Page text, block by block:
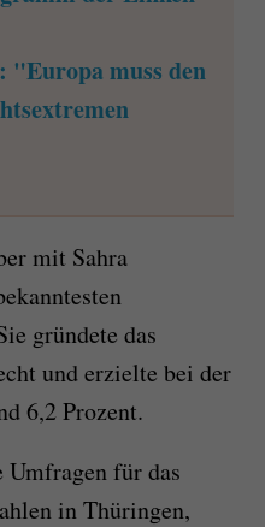
"Europa muss den
mit Sahra
gründete das
und erzielte bei der
6,2 Prozent.
Umfragen für das
in Thüringen,